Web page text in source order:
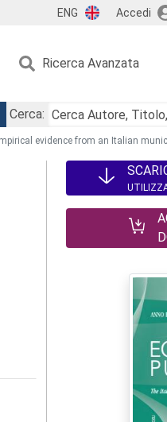
ENG Accedi
Ricerca Avanzata
Cerca:
evidence from an Italian